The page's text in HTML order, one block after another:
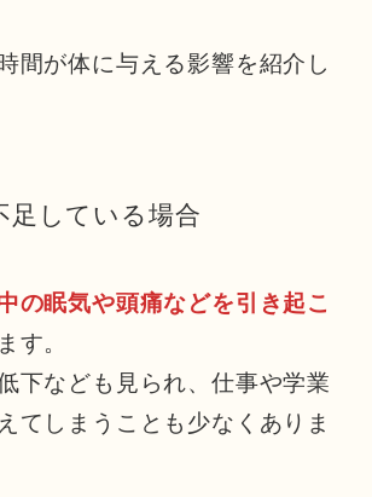
間が体に与える影響を紹介し
足している場合
の眠気や頭痛などを引き起こ
す。
下なども見られ、仕事や学業
てしまうことも少なくありま